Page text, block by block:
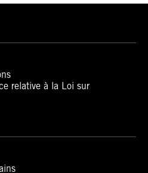
relative à la Loi sur